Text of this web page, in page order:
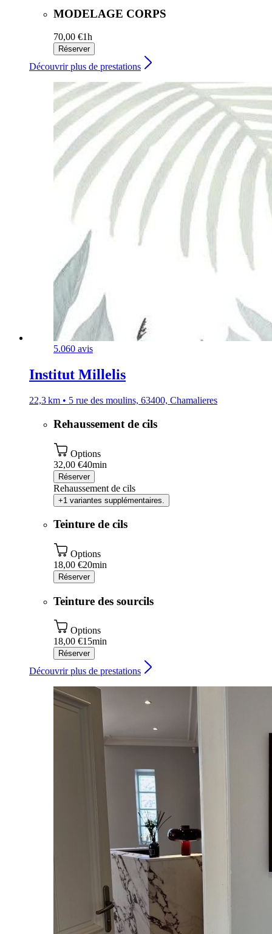
MODELAGE CORPS
70,00 €1h
Réserver
Découvrir plus de prestations
5.060 avis
Institut Millelis
22,3 km • 5 rue des moulins, 63400, Chamalieres
Rehaussement de cils
Options
32,00 €40min
Réserver
Rehaussement de cils
+1 variantes supplémentaires.
Teinture de cils
Options
18,00 €20min
Réserver
Teinture des sourcils
Options
18,00 €15min
Réserver
Découvrir plus de prestations